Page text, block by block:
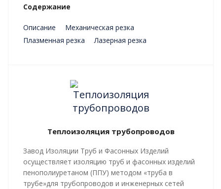
Содержание
Описание
Механическая резка
Плазменная резка
Лазерная резка
Теплоизоляция трубопроводов
Завод Изоляции Труб и Фасонных Изделий
осуществляет изоляцию труб и фасонных изделий
пенополиуретаном (ППУ) методом «труба в
трубе»для трубопроводов и инженерных сетей